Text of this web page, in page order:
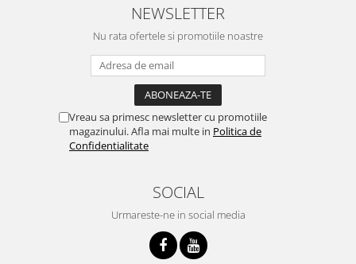
NEWSLETTER
Nu rata ofertele si promotiile noastre
Vreau sa primesc newsletter cu promotiile
magazinului. Afla mai multe in Politica de
Confidentialitate
SOCIAL
Urmareste-ne in social media